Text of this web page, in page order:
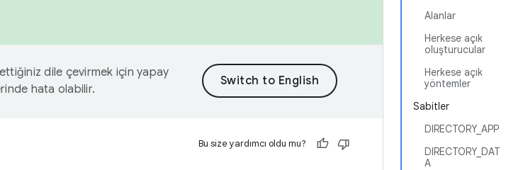
Alanlar
Herkese açık
oluşturucular
Herkese açık
yöntemler
Sabitler
DIRECTORY_APP
DIRECTORY_DAT
A
dile çevirmek için yapay
hata olabilir.
Bu size yardımcı oldu mu?